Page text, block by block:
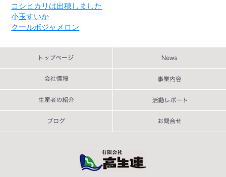
コシヒカリは出穂しました
小玉すいか
クールボジャメロン